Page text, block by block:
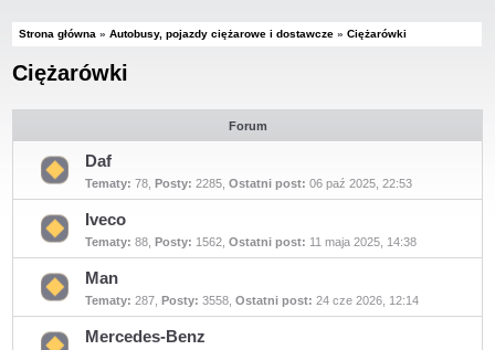
Strona główna »Autobusy, pojazdy ciężarowe i dostawcze »Ciężarówki
Ciężarówki
Forum
Nie
ma
nieprzeczytanych
postów
Daf
Tematy: 78 ,Posty: 2285 ,Ostatni post: 06 paź 2025, 22:53
Nie
ma
nieprzeczytanych
postów
Iveco
Tematy: 88 ,Posty: 1562 ,Ostatni post: 11 maja 2025, 14:38
Nie
ma
nieprzeczytanych
postów
Man
Tematy: 287 ,Posty: 3558 ,Ostatni post: 24 cze 2026, 12:14
Mercedes-Benz